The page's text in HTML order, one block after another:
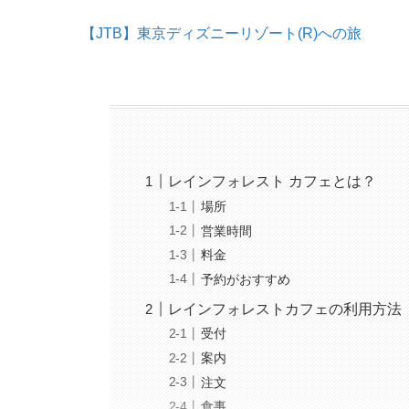
【JTB】東京ディズニーリゾート(R)への旅
レインフォレスト カフェとは？
場所
営業時間
料金
予約がおすすめ
レインフォレストカフェの利用方法
受付
案内
注文